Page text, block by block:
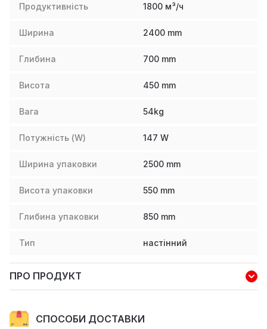
Продуктивність 1800 м³/ч
Ширина 2400 mm
Глибина 700 mm
Висота 450 mm
Вага 54kg
Потужність (W) 147 W
Ширина упаковки 2500 mm
Висота упаковки 550 mm
Глибина упаковки 850 mm
Тип настінний
ПРО ПРОДУКТ
СПОСОБИ ДОСТАВКИ